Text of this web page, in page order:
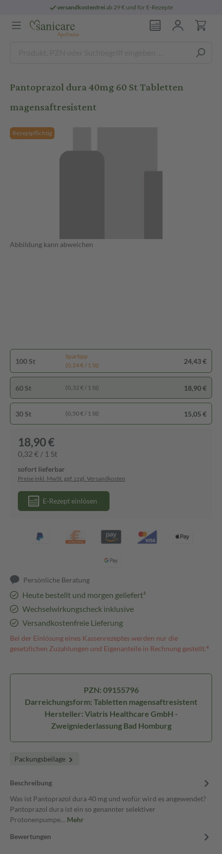
versandkostenfreiab 29 € und für E-Rezepte
Pantoprazol dura 40mg 60 St Tabletten
magensaftresistent
Rezeptpflichtig
Abbildung kann abweichen
100 St
Spartipp
(0,24 € / 1 St)
24,43 €
60 St (0,32 € / 1 St) 18,90 €
30 St (0,50 € / 1 St) 15,05 €
18,90 €
0,32 € / 1 St
sofort lieferbar
Preise inkl. MwSt. ggf. zzgl. Versandkosten
E-Rezept einlösen
Persönliche Beratung
Heute bestellt und morgen geliefert³
Wechselwirkungscheck inklusive
Versandkostenfreie Lieferung
Bei der Einlösung eines Kassenrezeptes werden nur die
gesetzlichen Zuzahlungen und Eigenanteile in Rechnung gestellt.⁴
PZN: 09155796
Darreichungsform: Tabletten magensaftresistent
Hersteller: Viatris Healthcare GmbH -
Zweigniederlassung Bad Homburg
Packungsbeilage
Beschreibung
Was ist Pantoprazol dura 40 mg und wofür wird es angewendet?
Pantoprazol dura ist ein so genannter selektiver
Protonenpumpe… Mehr
Bewertungen